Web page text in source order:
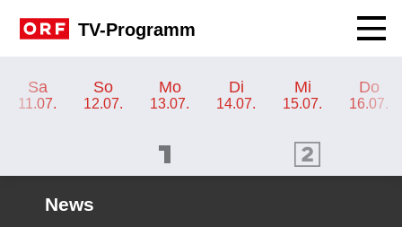
TV-Programm
Sa
11.07.
So
12.07.
Mo
13.07.
Di
14.07.
Mi
15.07.
Do
16.07.
ORF 2 Programm
News